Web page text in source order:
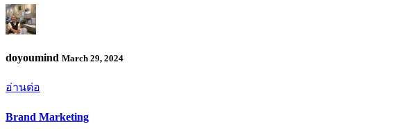
doyoumind March 29, 2024
อ่านต่อ
Brand Marketing